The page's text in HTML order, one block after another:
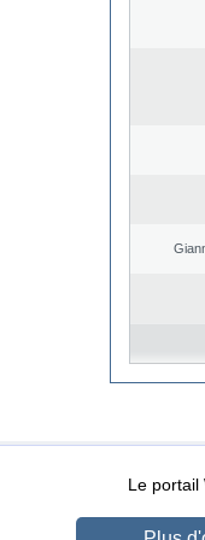
Conditions d’utilisation
Le portail